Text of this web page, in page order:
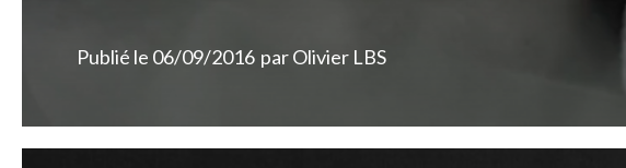
Publié le 06/09/2016 parOlivier LBS